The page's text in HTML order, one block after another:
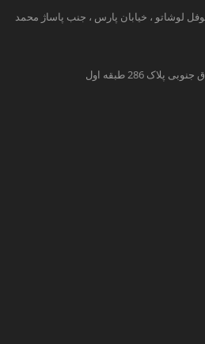
لوشاتو ، خیابان پارس ، جنب پاساژ محمد
286 طبقه اول